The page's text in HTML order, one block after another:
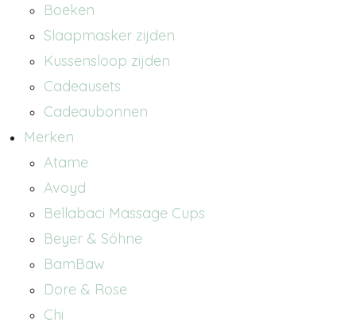
Boeken
Slaapmasker zijden
Kussensloop zijden
Cadeausets
Cadeaubonnen
Merken
Atame
Avoyd
Bellabaci Massage Cups
Beyer & Söhne
BamBaw
Dore & Rose
Chi